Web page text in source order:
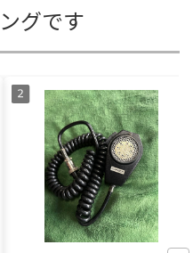
グです